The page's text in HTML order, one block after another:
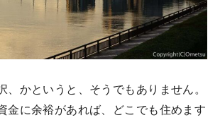
、かというと、そうでもありません。
金に余裕があれば、どこでも住めます